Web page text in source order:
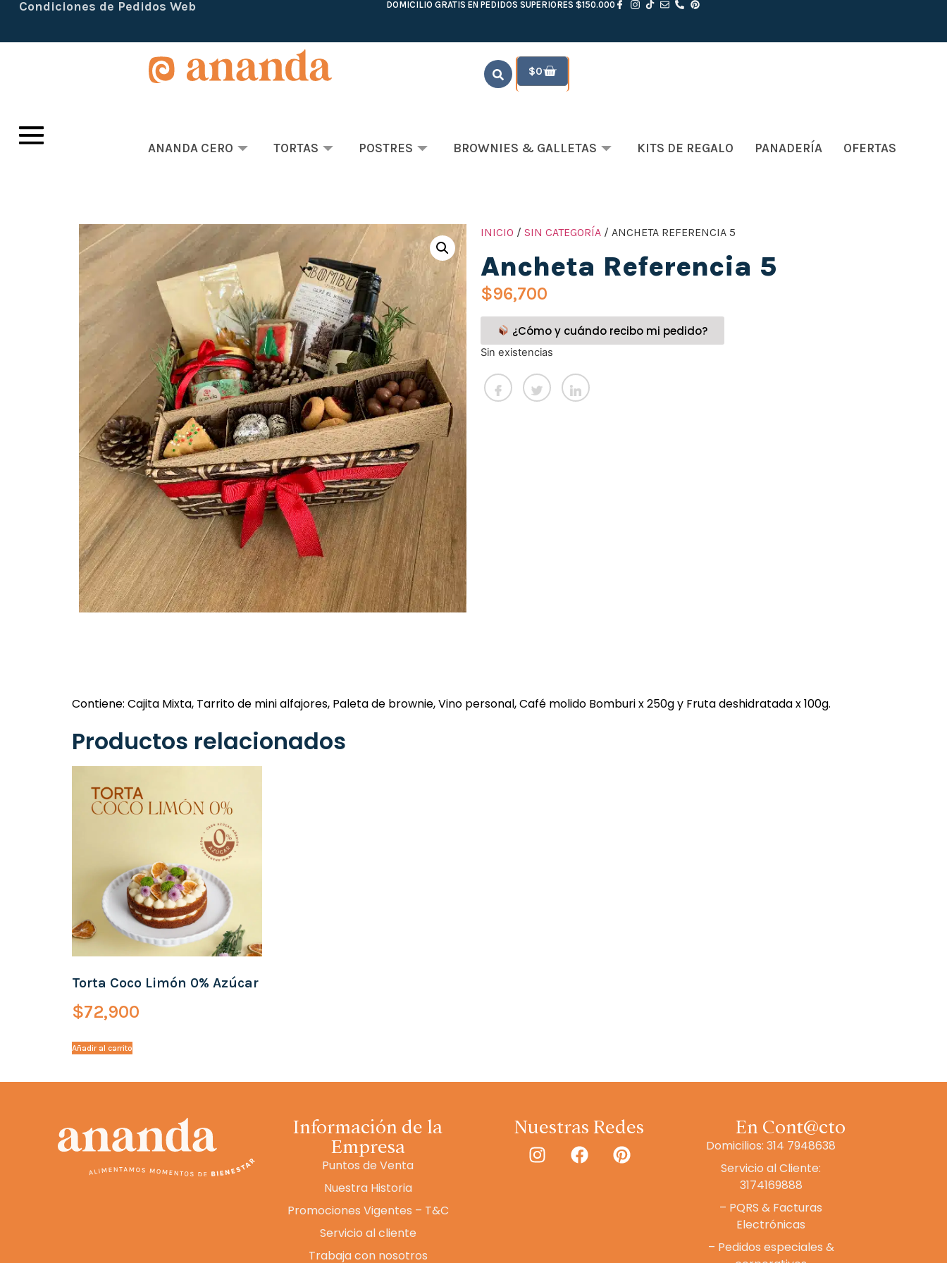
Condiciones de Pedidos Web DOMICILIO GRATIS EN PEDIDOS SUPERIORES $150.000
$0
ANANDA CERO TORTAS POSTRES BROWNIES & GALLETAS KITS DE REGALO PANADERÍA OFERTAS
INICIO / SIN CATEGORÍA / ANCHETA REFERENCIA 5
Ancheta Referencia 5
$96,700
¿Cómo y cuándo recibo mi pedido?
Sin existencias
Contiene: Cajita Mixta, Tarrito de mini alfajores, Paleta de brownie, Vino personal, Café molido Bomburi x 250g y Fruta deshidratada x 100g.
Productos relacionados
Torta Coco Limón 0% Azúcar
$72,900
Añadir al carrito
Información de la
Empresa
Puntos de Venta
Nuestra Historia
Promociones Vigentes – T&C
Servicio al cliente
Trabaja con nosotros
Nuestras Redes En Cont@cto
Domicilios: 314 7948638
Servicio al Cliente:
3174169888
– PQRS & Facturas
Electrónicas
– Pedidos especiales &